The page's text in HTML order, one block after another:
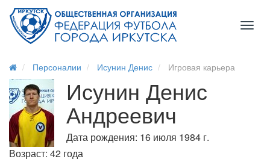
Персоналии Исунин Денис Игровая карьера
Исунин Денис
Андреевич
Дата рождения: 16 июля 1984 г.
Возраст: 42 года